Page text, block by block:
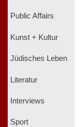
Public Affairs
Kunst + Kultur
Jüdisches Leben
Literatur
Interviews
Sport